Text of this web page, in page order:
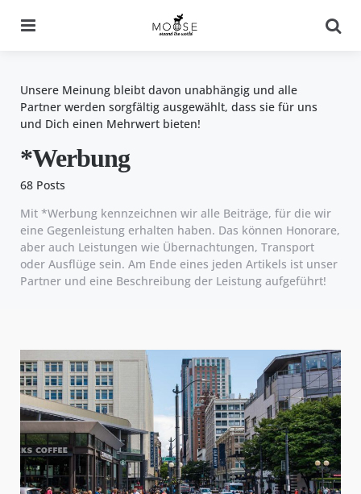
68 Posts
*Werbung
Mit *Werbung kennzeichnen wir alle Beiträge, für die wir
eine Gegenleistung erhalten haben. Das können Honorare,
aber auch Leistungen wie Übernachtungen, Transport
oder Ausflüge sein. Am Ende eines jeden Artikels ist unser
Partner und eine Beschreibung der Leistung aufgeführt!
Unsere Meinung bleibt davon unabhängig und alle
Partner werden sorgfältig ausgewählt, dass sie für uns
und Dich einen Mehrwert bieten!